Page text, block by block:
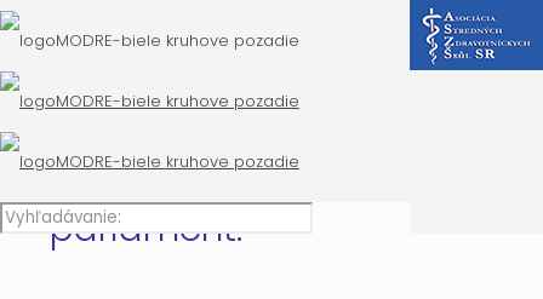
Učitelia Videá Absolventi Žiaci
Školský
parlament: